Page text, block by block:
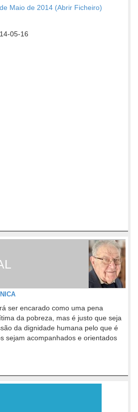
Maio de 2014 (Abrir Ficheiro)
05-16
ser encarado como uma pena
da pobreza, mas é justo que seja
da dignidade humana pelo que é
sejam acompanhados e orientados